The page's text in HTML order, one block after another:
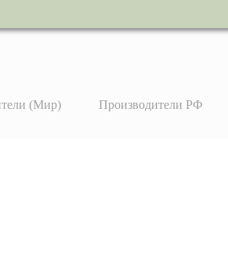
(Мир) Производители РФ